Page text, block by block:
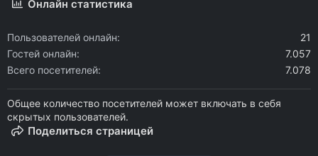
Онлайн статистика
Пользователей онлайн
21
Гостей онлайн
7.057
Всего посетителей
7.078
Общее количество посетителей может включать в себя
скрытых пользователей.
Поделиться страницей